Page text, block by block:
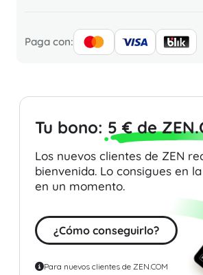
Paga con:
Tu bono: 5 € de
Los nuevos clientes de ZEN
bienvenida. Lo consigues en
en un momento.
¿Cómo conseguirlo?
Para nuevos clientes de ZEN.COM